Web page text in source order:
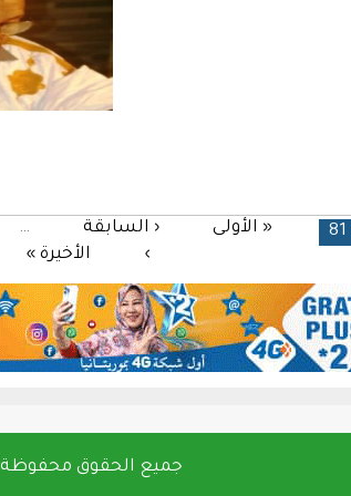
« الأولى ‹ السابقة … 81
›
الأخيرة »
جميع الحقوق محفوظة